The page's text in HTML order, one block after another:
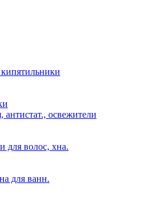
освежители
для волос, хна.
для ванн.